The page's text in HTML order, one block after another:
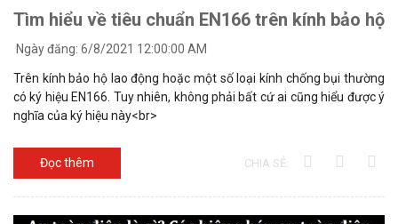
Tìm hiểu về tiêu chuẩn EN166 trên kính bảo hộ
Ngày đăng: 6/8/2021 12:00:00 AM
Trên kính bảo hộ lao động hoặc một số loại kính chống bụi thường
có ký hiệu EN166. Tuy nhiên, không phải bất cứ ai cũng hiểu được ý
nghĩa của ký hiệu này<br>
Đọc thêm CHIA SẺ: